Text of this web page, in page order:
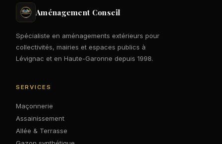
Aménagement Conseil
Spécialiste en aménagements extérieurs pour
collectivités, mairies et espaces publics à
Lévignac et en Haute-Garonne depuis 1998.
SERVICES
Maçonnerie
Assainissement
Allée & Terrasse